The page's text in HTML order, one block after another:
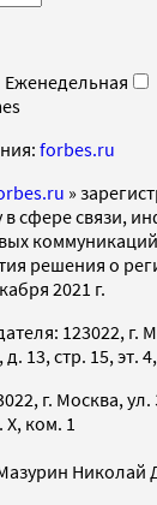
Еженедельная
forbes.ru
»
в сфере связи,
решения о
2021 г.
123022, г.
13, стр. 15, эт.
г. Москва,
X, ком. 1
Николай